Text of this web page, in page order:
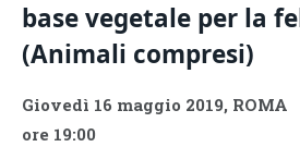
base vegetale per la
(Animali compresi)
Giovedì 16 maggio 2019, ROMA
ore 19:00